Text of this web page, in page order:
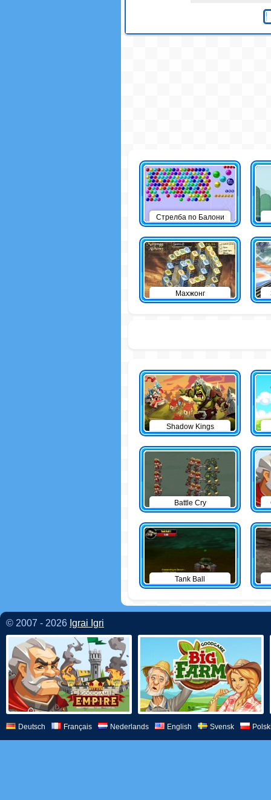
Стрелба по Балони
Махжонг
Shadow Kings
Battle Cry
Tank Ball
© 2007 - 2026 Igrai Igri
Deutsch Français Nederlands English Svensk